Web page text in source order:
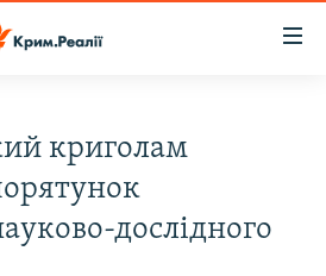
криголам
дослідного